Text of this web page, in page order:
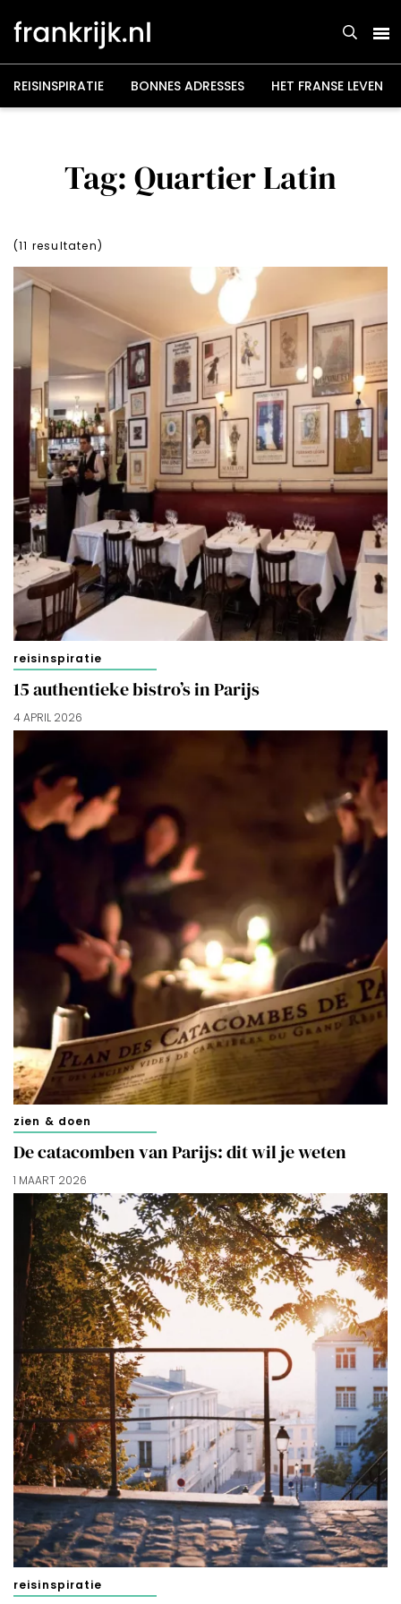
naar
inhoud
REISINSPIRATIE BONNES ADRESSES HET FRANSE LEVEN
Tag: Quartier Latin
(11 resultaten)
reisinspiratie
15 authentieke bistro’s in Parijs
4 APRIL 2026
zien & doen
De catacomben van Parijs: dit wil je weten
1 MAART 2026
reisinspiratie